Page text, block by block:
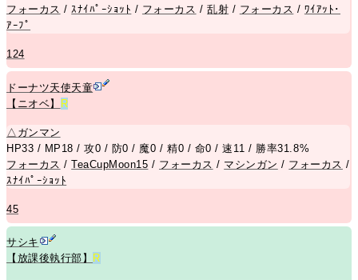
フォーカス / ｽﾅｲﾊﾟｰｼｮｯﾄ / フォーカス /乱射 / フォーカス / ﾜｲｱｯﾄ･
ｱｰﾌﾟ
124
ドーナツ天使天童
【ニオベ】 R
△ ガンマン
HP33 / MP18 / 攻0 / 防0 / 魔0 / 精0 / 命0 / 速11 / 勝率31.8%
フォーカス /TeaCupMoon15 / フォーカス / マシンガン / フォーカス /
ｽﾅｲﾊﾟｰｼｮｯﾄ
45
サシキ
【放課後執行部】
R